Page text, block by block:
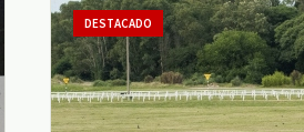
DESTACADO